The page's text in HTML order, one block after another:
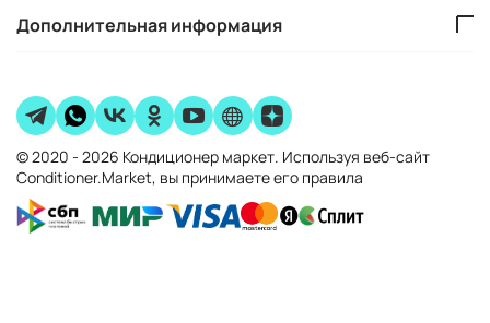
Дополнительная информация
© 2020 - 2026 Кондиционер маркет. Используя веб-сайт
Conditioner.Market, вы принимаете его правила